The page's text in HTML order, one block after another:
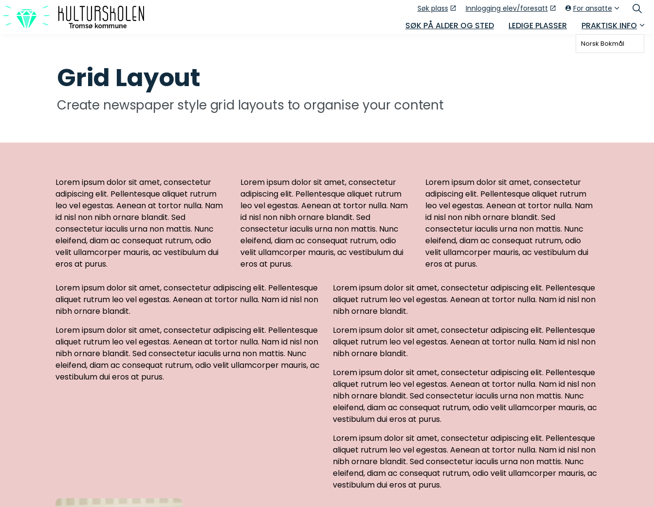
SØK PÅ ALDER OG STED LEDIGE PLASSER PRAKTISK INFO
Søk plass Innlogging elev/foresatt For ansatte
Grid Layout
Create newspaper style grid layouts to organise your content
Lorem ipsum dolor sit amet, consectetur
adipiscing elit. Pellentesque aliquet rutrum
leo vel egestas. Aenean at tortor nulla. Nam
id nisl non nibh ornare blandit. Sed
consectetur iaculis urna non mattis. Nunc
eleifend, diam ac consequat rutrum, odio
velit ullamcorper mauris, ac vestibulum dui
eros at purus.
Lorem ipsum dolor sit amet, consectetur
adipiscing elit. Pellentesque aliquet rutrum
leo vel egestas. Aenean at tortor nulla. Nam
id nisl non nibh ornare blandit. Sed
consectetur iaculis urna non mattis. Nunc
eleifend, diam ac consequat rutrum, odio
velit ullamcorper mauris, ac vestibulum dui
eros at purus.
Lorem ipsum dolor sit amet, consectetur
adipiscing elit. Pellentesque aliquet rutrum
leo vel egestas. Aenean at tortor nulla. Nam
id nisl non nibh ornare blandit. Sed
consectetur iaculis urna non mattis. Nunc
eleifend, diam ac consequat rutrum, odio
velit ullamcorper mauris, ac vestibulum dui
eros at purus.
Lorem ipsum dolor sit amet, consectetur adipiscing elit. Pellentesque
aliquet rutrum leo vel egestas. Aenean at tortor nulla. Nam id nisl non
nibh ornare blandit.
Lorem ipsum dolor sit amet, consectetur adipiscing elit. Pellentesque
aliquet rutrum leo vel egestas. Aenean at tortor nulla. Nam id nisl non
nibh ornare blandit. Sed consectetur iaculis urna non mattis. Nunc
eleifend, diam ac consequat rutrum, odio velit ullamcorper mauris, ac
vestibulum dui eros at purus.
Lorem ipsum dolor sit amet, consectetur adipiscing elit. Pellentesque
aliquet rutrum leo vel egestas. Aenean at tortor nulla. Nam id nisl non
nibh ornare blandit.
Lorem ipsum dolor sit amet, consectetur adipiscing elit. Pellentesque
aliquet rutrum leo vel egestas. Aenean at tortor nulla. Nam id nisl non
nibh ornare blandit.
Lorem ipsum dolor sit amet, consectetur adipiscing elit. Pellentesque
aliquet rutrum leo vel egestas. Aenean at tortor nulla. Nam id nisl non
nibh ornare blandit. Sed consectetur iaculis urna non mattis. Nunc
eleifend, diam ac consequat rutrum, odio velit ullamcorper mauris, ac
vestibulum dui eros at purus.
Lorem ipsum dolor sit amet, consectetur adipiscing elit. Pellentesque
aliquet rutrum leo vel egestas. Aenean at tortor nulla. Nam id nisl non
nibh ornare blandit. Sed consectetur iaculis urna non mattis. Nunc
eleifend, diam ac consequat rutrum, odio velit ullamcorper mauris, ac
vestibulum dui eros at purus.
Norsk Bokmål